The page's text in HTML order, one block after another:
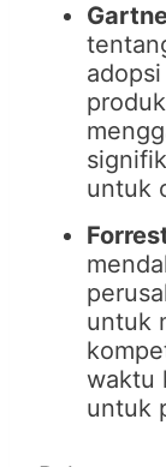
untuk
untuk
waktu
untuk